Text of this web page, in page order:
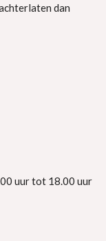
dan
uur tot 18.00 uur